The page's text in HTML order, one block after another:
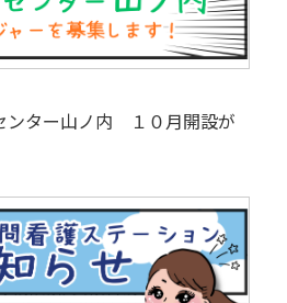
ンター山ノ内 １０月開設が